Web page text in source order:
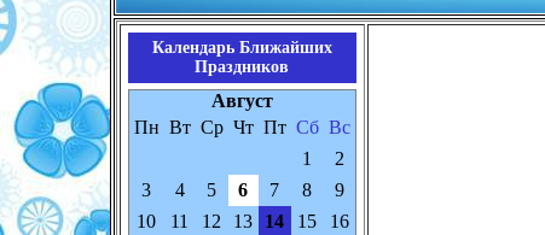
Календарь Ближайших
Праздников
Август
Пн Вт Ср Чт Пт Сб Вс
1
2
3
4 5 6 7 8
9
10
11 12 13 14 15
16